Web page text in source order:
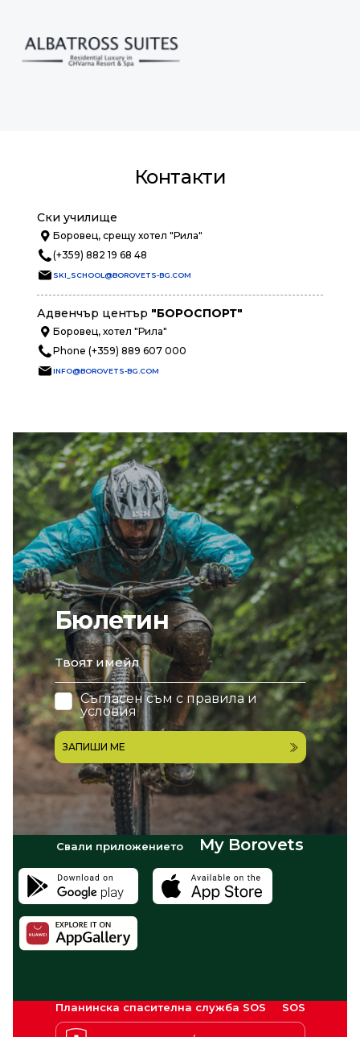
Бюлетин
email
Съгласен съм с правила и
условия
ЗАПИШИ МЕ
Контакти
Ски училище
Боровец, срещу хотел "Рила"
(+359) 882 19 68 48
SKI_SCHOOL@BOROVETS-BG.COM
Адвенчър център "БОРОСПОРТ"
Боровец, хотел "Рила"
Phone (+359) 889 607 000
INFO@BOROVETS-BG.COM
Свали приложението My Borovets
Планинска спасителна служба SOS SOS